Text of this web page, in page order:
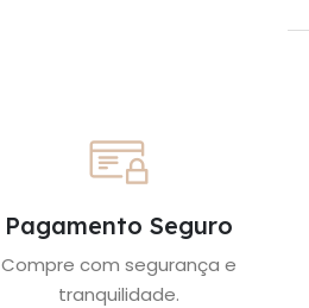
Pagamento Seguro
Compre com segurança e
tranquilidade.